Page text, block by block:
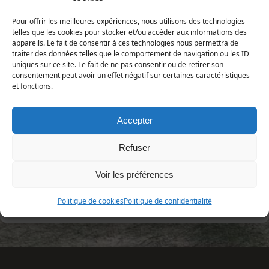
Pour offrir les meilleures expériences, nous utilisons des technologies
telles que les cookies pour stocker et/ou accéder aux informations des
appareils. Le fait de consentir à ces technologies nous permettra de
traiter des données telles que le comportement de navigation ou les ID
uniques sur ce site. Le fait de ne pas consentir ou de retirer son
consentement peut avoir un effet négatif sur certaines caractéristiques
et fonctions.
Accepter
Refuser
Voir les préférences
Politique de cookiesPolitique de confidentialité
Pâturin commun
Plantae ­| Embryophytes | Spermatophytes |
Angiospermes | Monocotylédones | Poales| Poaceae
Répartition et statut
Europe : toute l'Europe.
France : toute la France.